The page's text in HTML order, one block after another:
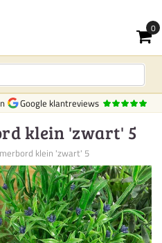
Google klantreviews
klein 'zwart' 5
klein 'zwart' 5